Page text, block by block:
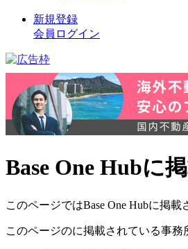
新規登録
会員ログイン
Base One Hubに
このページではBase One Hubに掲
このページのに掲載されている事務